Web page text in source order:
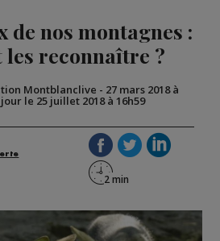
de nos montagnes :
les reconnaître ?
Montblanclive - 27 mars 2018 à
le 25 juillet 2018 à 16h59